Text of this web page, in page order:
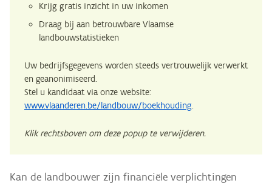
Krijg gratis inzicht in uw inkomen
Draag bij aan betrouwbare Vlaamse
landbouwstatistieken
Uw bedrijfsgegevens worden steeds vertrouwelijk verwerkt
en geanonimiseerd.
Stel u kandidaat via onze website:
www.vlaanderen.be/landbouw/boekhouding.
Klik rechtsboven om deze popup te verwijderen.
Kan de landbouwer zijn financiële verplichtingen